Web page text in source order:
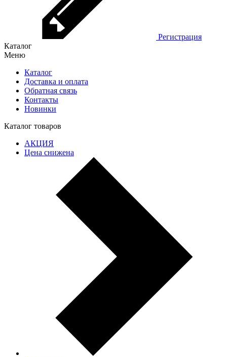
Регистрация
Каталог
Меню
Каталог
Доставка и оплата
Обратная связь
Контакты
Новинки
Каталог товаров
АКЦИЯ
Цена снижена